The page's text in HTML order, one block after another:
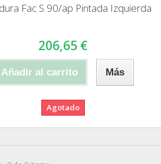
Fac S 90/ap Pintada Izquierda
206,65 €
Añadir al carrito Más
Agotado